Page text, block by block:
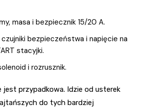
masa i bezpiecznik 15/20 A.
bezpieczeństwa i napięcie na
stacyjki.
i rozrusznik.
jest przypadkowa. Idzie od usterek
do tych bardziej